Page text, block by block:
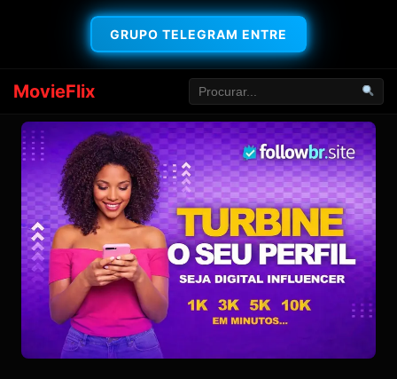
GRUPO TELEGRAM ENTRE
MovieFlix